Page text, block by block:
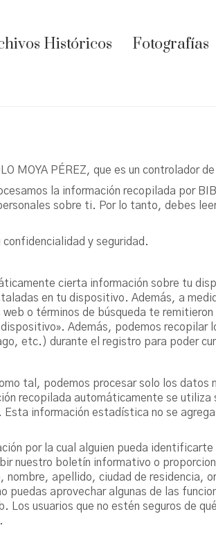
Históricos Fotografías
MOYA PÉREZ, que es un controlador
la información recopilada por
sobre ti. Por lo tanto, debes
y seguridad.
cierta información sobre tu
en tu dispositivo. Además, a
o términos de búsqueda te
Además, podemos recopilar
etc.) durante el registro para poder
tal, podemos procesar solo los datos
recopilada automáticamente se
información estadística no se
por la cual alguien pueda
nuestro boletín informativo o
apellido, ciudad de residencia,
aprovechar algunas de las
usuarios que no estén seguros de